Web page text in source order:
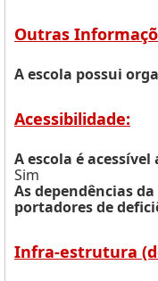
Outras
A escola possui
Acessibilidade:
A escola é
Sim
As dependências
portadores de
Infra-estrutura